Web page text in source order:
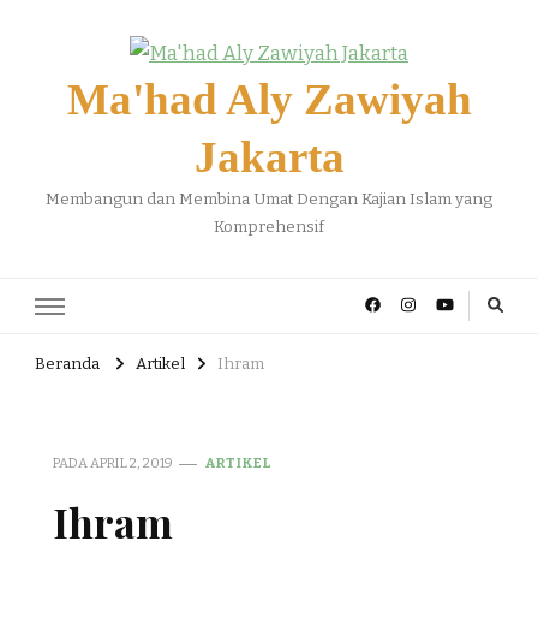
Ma'had Aly Zawiyah
Jakarta
Membangun dan Membina Umat Dengan Kajian Islam yang
Komprehensif
Beranda Artikel Ihram
PADAAPRIL 2, 2019 ARTIKEL
Ihram